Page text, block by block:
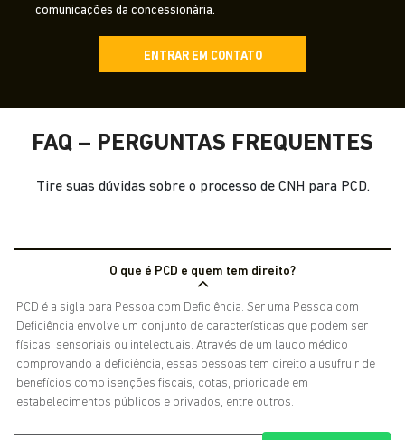
comunicações da concessionária.
ENTRAR EM CONTATO
FAQ – PERGUNTAS FREQUENTES
Tire suas dúvidas sobre o processo de CNH para PCD.
O que é PCD e quem tem direito?
PCD é a sigla para Pessoa com Deficiência. Ser uma Pessoa com
Deficiência envolve um conjunto de características que podem ser
físicas, sensoriais ou intelectuais. Através de um laudo médico
comprovando a deficiência, essas pessoas tem direito a usufruir de
benefícios como isenções fiscais, cotas, prioridade em
estabelecimentos públicos e privados, entre outros.